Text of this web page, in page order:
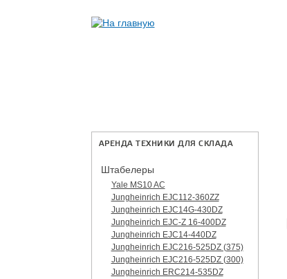
АРЕНДА ТЕХНИКИ ДЛЯ СКЛАДА
Штабелеры
Yale MS10 AC
Jungheinrich EJC112-360ZZ
Jungheinrich EJC14G-430DZ
Jungheinrich EJC-Z 16-400DZ
Jungheinrich EJC14-440DZ
Jungheinrich EJC216-525DZ (375)
Jungheinrich EJC216-525DZ (300)
Jungheinrich ERC214-535DZ